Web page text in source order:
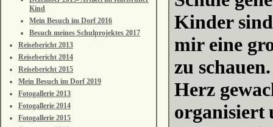
Kind
Mein Besuch im Dorf 2016
Besuch meines Schulprojektes 2017
Reisebericht 2013
Reisebericht 2014
Reisebericht 2015
Mein Besuch im Dorf 2019
Fotogallerie 2013
Fotogallerie 2014
Fotogallerie 2015
Kinder
mir eine
zu schauen.
Herz
organisiert